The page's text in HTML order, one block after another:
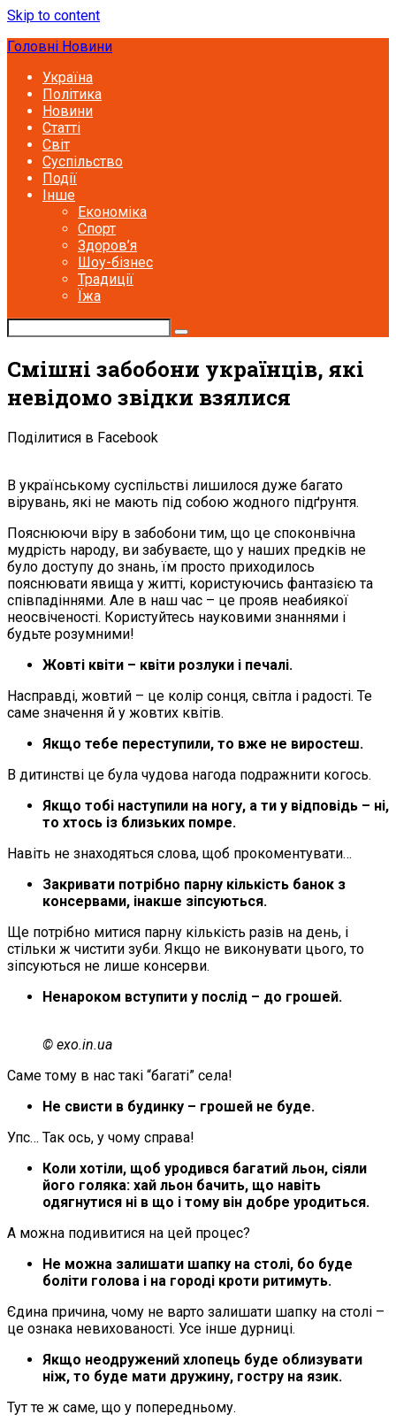
Skip to content
Головні Новини
Україна
Політика
Новини
Статті
Світ
Суспільство
Події
Інше
Економіка
Спорт
Здоров’я
Шоу-бізнес
Традиції
Їжа
Смішні забобони українців, які
невідомо звідки взялися
Поділитися в Facebook
В українському суспільстві лишилося дуже багато
вірувань, які не мають під собою жодного підґрунтя.
Пояснюючи віру в забобони тим, що це споконвічна
мудрість народу, ви забуваєте, що у наших предків не
було доступу до знань, їм просто приходилось
пояснювати явища у житті, користуючись фантазією та
співпадіннями. Але в наш час – це прояв неабиякої
неосвіченості. Користуйтесь науковими знаннями і
будьте розумними!
Жовті квіти – квіти розлуки і печалі.
Насправді, жовтий – це колір сонця, світла і радості. Те
саме значення й у жовтих квітів.
Якщо тебе переступили, то вже не виростеш.
В дитинстві це була чудова нагода подражнити когось.
Якщо тобі наступили на ногу, а ти у відповідь – ні,
то хтось із близьких помре.
Навіть не знаходяться слова, щоб прокоментувати…
Закривати потрібно парну кількість банок з
консервами, інакше зіпсуються.
Ще потрібно митися парну кількість разів на день, і
стільки ж чистити зуби. Якщо не виконувати цього, то
зіпсуються не лише консерви.
Ненароком вступити у послід – до грошей.
© exo.in.ua
Саме тому в нас такі “багаті” села!
Не свисти в будинку – грошей не буде.
Упс… Так ось, у чому справа!
Коли хотіли, щоб уродився багатий льон, сіяли
його голяка: хай льон бачить, що навіть
одягнутися ні в що і тому він добре уродиться.
А можна подивитися на цей процес?
Не можна залишати шапку на столі, бо буде
боліти голова і на городі кроти ритимуть.
Єдина причина, чому не варто залишати шапку на столі –
це ознака невихованості. Усе інше дурниці.
Якщо неодружений хлопець буде облизувати
ніж, то буде мати дружину, гостру на язик.
Тут те ж саме, що у попередньому.